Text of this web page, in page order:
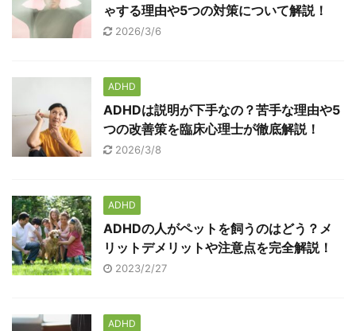
ゃする理由や5つの対策について解説！
2026/3/6
ADHD
ADHDは説明が下手なの？苦手な理由や5
つの改善策を臨床心理士が徹底解説！
2026/3/8
ADHD
ADHDの人がペットを飼うのはどう？メ
リットデメリットや注意点を完全解説！
2023/2/27
ADHD